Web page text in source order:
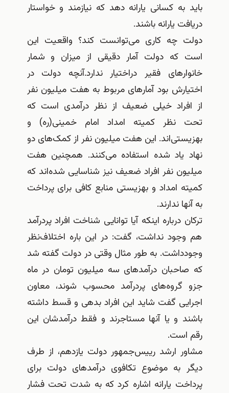
باید به کسانی یارانه دهد که نیازمند و خواستار
دریافت یارانه باشند.
دولت چه کاری می‌توانست کند؟ واقعیت این
است که دولت آمار دقیقی از میزان و شمار
خانوارهای فقیر دراختیار ندارد.آنچه دولت در
اختیارش بود آمارهای مربوط به هفت میلیون نفر
از افراد خیلی ضعیف از نظر درآمدی است که
تحت نظر کمیته امداد امام خمینی(ره) و
بهزیستی‌اند. این هفت میلیون نفر از کمک‌های دو
نهاد یاد شده استفاده می‌‌کنند. همچنین هفت
میلیون نفر افراد ضعیف نیز شناسایی شده‌اند که
کمیته امداد و بهزیستی منابع کافی برای پرداخت
به آنها ندارند.
ترکان درباره اینکه آیا توانایی شناخت افراد پردرآمد
هم وجود نداشت، گفت: در این باره اختلاف‌نظر
وجودداشت. به طور مثال وقتی در دولت گفته شد
که صاحبان درآمدهای سه میلیون تومان در ماه
جزو گروه‌های پردرآمد محسوب شوند، معاون
اجرایی گفت شاید این افراد بدهی و قسط داشته
باشند و یا آنها مستاجرند و فقط درآمدشان این
رقم است.
مشاور ارشد رییس‌جمهور دولت یازدهم، از طرف
دیگر به موضوع تکافوی درآمدهای دولت برای
پرداخت یارانه اشاره کرد که به شدت تحت فشار